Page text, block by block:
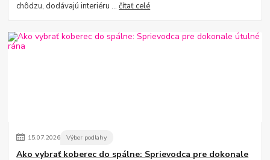
chôdzu, dodávajú interiéru ...čítať celé
15.07.2026 Výber podlahy
Ako vybrať koberec do spálne: Sprievodca pre dokonale